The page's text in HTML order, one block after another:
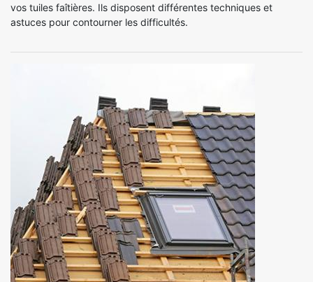
vos tuiles faîtières. Ils disposent différentes techniques et
astuces pour contourner les difficultés.